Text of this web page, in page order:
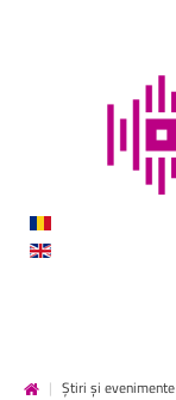
| Știri și evenimente